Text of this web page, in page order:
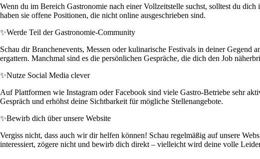
Wenn du im Bereich Gastronomie nach einer Vollzeitstelle suchst, solltest du
haben sie offene Positionen, die nicht online ausgeschrieben sind.
✨Werde Teil der Gastronomie-Community
Schau dir Branchenevents, Messen oder kulinarische Festivals in deiner
ergattern. Manchmal sind es die persönlichen Gespräche, die dich den Job
✨Nutze Social Media clever
Auf Plattformen wie Instagram oder Facebook sind viele Gastro-Betriebe sehr
Gespräch und erhöhst deine Sichtbarkeit für mögliche Stellenangebote.
✨Bewirb dich über unsere Website
Vergiss nicht, dass auch wir dir helfen können! Schau regelmäßig auf unsere
interessiert, zögere nicht und bewirb dich direkt – vielleicht wird deine volle